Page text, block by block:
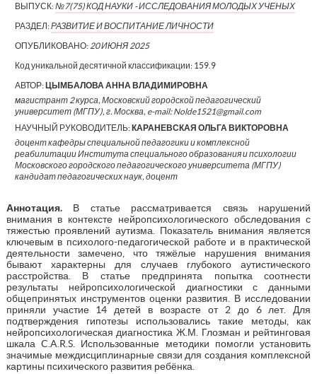
ВЫПУСК:№7(75) КОД НАУКИ - ИССЛЕДОВАНИЯ МОЛОДЫХ УЧЕНЫХ
РАЗДЕЛ:РАЗВИТИЕ И ВОСПИТАНИЕ ЛИЧНОСТИ
ОПУБЛИКОВАНО: 20 ИЮНЯ 2025
Код уникальной десятичной классификации: 159.9
АВТОР:ЦЫМБАЛОВА АННА ВЛАДИМИРОВНА
магистрант 2 курса, Московский городской педагогический
университет (МГПУ), г. Москва, e-mail: Nolde1521@gmail.com
НАУЧНЫЙ РУКОВОДИТЕЛЬ:КАРАНЕВСКАЯ ОЛЬГА ВИКТОРОВНА
доцент кафедры специальной педагогики и комплексной
реабилитации Института специального образования и психологии
Московского городского педагогического университета (МГПУ)
кандидат педагогических наук, доцент
Аннотация. В статье рассматривается связь нарушений
внимания в контексте нейропсихологического обследования с
тяжестью проявлений аутизма. Показатель внимания является
ключевым в психолого-педагогической работе и в практической
деятельности замечено, что тяжёлые нарушения внимания
бывают характерны для случаев глубокого аутистического
расстройства. В статье предпринята попытка соотнести
результаты нейропсихологической диагностики с данными
общепринятых инструментов оценки развития. В исследовании
приняли участие 14 детей в возрасте от 2 до 6 лет. Для
подтверждения гипотезы использовались такие методы, как
нейропсихологическая диагностика Ж.М. Глозман и рейтинговая
шкала C.A.R.S. Использованные методики помогли установить
значимые междисциплинарные связи для создания комплексной
картины психического развития ребёнка.